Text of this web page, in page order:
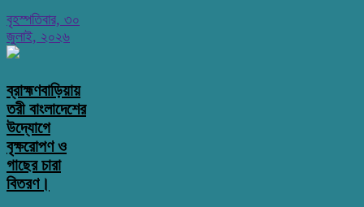
বৃহস্পতিবার, ৩০
জুলাই, ২০২৬
ব্রাহ্মণবাড়িয়ায়
তরী বাংলাদেশের
উদ্যোগে
বৃক্ষরোপণ ও
গাছের চারা
বিতরণ।